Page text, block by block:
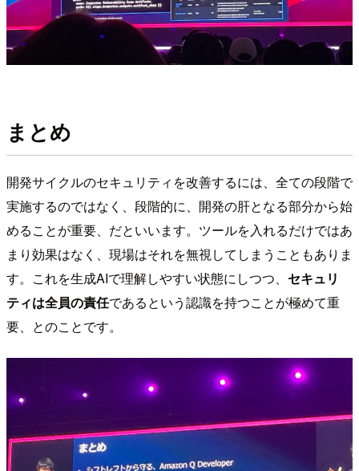
まとめ
開発サイクルのセキュリティを改善するには、全ての段階で
実施するのではなく、段階的に、開発の肝となる部分から始
めることが重要、だといいます。ツールを入れるだけではあ
まり効果はなく、現場はそれを無視してしまうこともありま
す。これを生成AIで理解しやすい状態にしつつ、 セキュリ
ティは全員の責任であるという認識を持つことが極めて重
要、とのことです。